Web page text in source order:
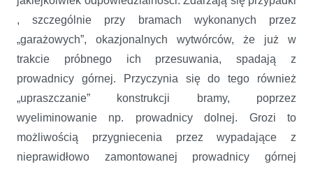
, szczególnie przy bramach wykonanych przez
„garażowych”, okazjonalnych wytwórców, że już w
trakcie próbnego ich przesuwania, spadają z
prowadnicy górnej. Przyczynia się do tego również
„upraszczanie” konstrukcji bramy, poprzez
wyeliminowanie np. prowadnicy dolnej. Grozi to
możliwością przygniecenia przez wypadające z
nieprawidłowo zamontowanej prowadnicy górnej